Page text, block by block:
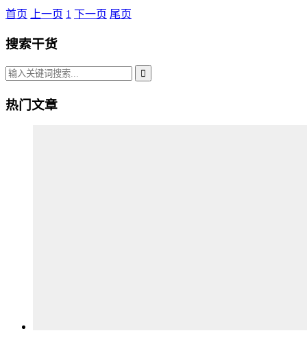
首页 上一页 1 下一页 尾页
搜索干货
热门文章